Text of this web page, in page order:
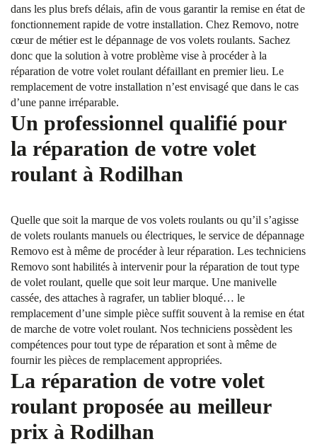
dans les plus brefs délais, afin de vous garantir la remise en état de
fonctionnement rapide de votre installation. Chez Removo, notre
cœur de métier est le dépannage de vos volets roulants. Sachez
donc que la solution à votre problème vise à procéder à la
réparation de votre volet roulant défaillant en premier lieu. Le
remplacement de votre installation n’est envisagé que dans le cas
d’une panne irréparable.
Un professionnel qualifié pour
la réparation de votre volet
roulant à Rodilhan
Quelle que soit la marque de vos volets roulants ou qu’il s’agisse
de volets roulants manuels ou électriques, le service de dépannage
Removo est à même de procéder à leur réparation. Les techniciens
Removo sont habilités à intervenir pour la réparation de tout type
de volet roulant, quelle que soit leur marque. Une manivelle
cassée, des attaches à ragrafer, un tablier bloqué… le
remplacement d’une simple pièce suffit souvent à la remise en état
de marche de votre volet roulant. Nos techniciens possèdent les
compétences pour tout type de réparation et sont à même de
fournir les pièces de remplacement appropriées.
La réparation de votre volet
roulant proposée au meilleur
prix à Rodilhan